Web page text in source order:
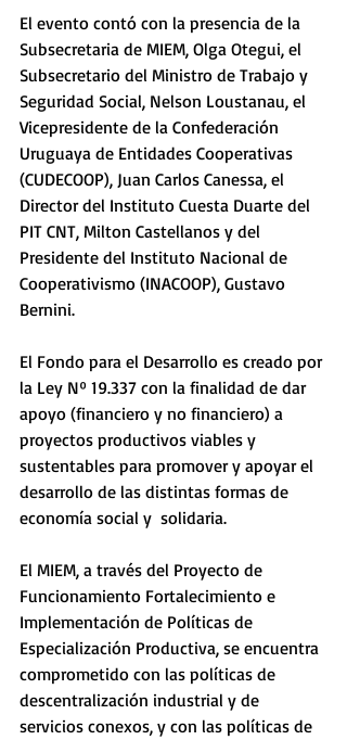
El evento contó con la presencia de la
Subsecretaria de MIEM, Olga Otegui, el
Subsecretario del Ministro de Trabajo y
Seguridad Social, Nelson Loustanau, el
Vicepresidente de la Confederación
Uruguaya de Entidades Cooperativas
(CUDECOOP), Juan Carlos Canessa, el
Director del Instituto Cuesta Duarte del
PIT CNT, Milton Castellanos y del
Presidente del Instituto Nacional de
Cooperativismo (INACOOP), Gustavo
Bernini.
El Fondo para el Desarrollo es creado por
la Ley Nº 19.337 con la finalidad de dar
apoyo (financiero y no financiero) a
proyectos productivos viables y
sustentables para promover y apoyar el
desarrollo de las distintas formas de
economía social y  solidaria.
El MIEM, a través del Proyecto de
Funcionamiento Fortalecimiento e
Implementación de Políticas de
Especialización Productiva, se encuentra
comprometido con las políticas de
descentralización industrial y de
servicios conexos, y con las políticas de